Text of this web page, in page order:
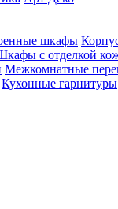
шкафы
c отделкой
Межкомнатные
Кухонные гарнитуры